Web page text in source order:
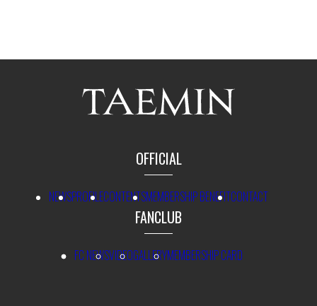
OFFICIAL
NEWSPROFILECONTENTSMEMBERSHIP BENEFITCONTACT
FANCLUB
FC NEWSVIDEOGALLERYMEMBERSHIP CARD